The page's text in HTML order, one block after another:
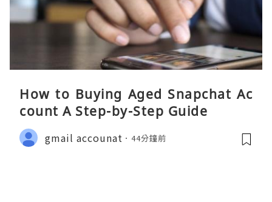
How to Buying Aged Snapchat Ac
count A Step-by-Step Guide
gmail accounat 44分鐘前